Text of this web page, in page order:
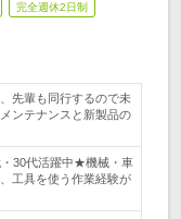
完全週休2日制
先輩も同行するので未
ンテナンスと新製品の
30代活躍中★機械・車
工具を使う作業経験が